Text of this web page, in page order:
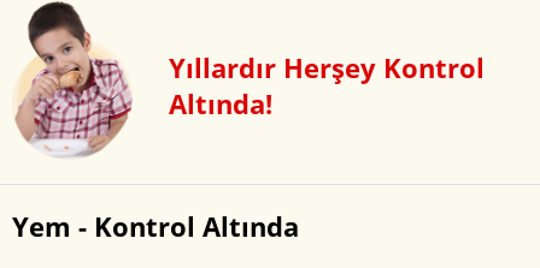
Yıllardır Herşey Kontrol
Altında!
Yem - Kontrol Altında